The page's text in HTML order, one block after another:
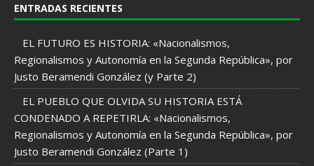
ENTRADAS RECIENTES
EL FUTURO ES HISTORIA: «Nacionalismos,
Regionalismos y Autonomía en la Segunda República», por
Justo Beramendi González (y Parte 2)
EL PUEBLO QUE OLVIDA SU HISTORIA ESTÁ
CONDENADO A REPETIRLA: «Nacionalismos,
Regionalismos y Autonomía en la Segunda República», por
Justo Beramendi González (Parte 1)